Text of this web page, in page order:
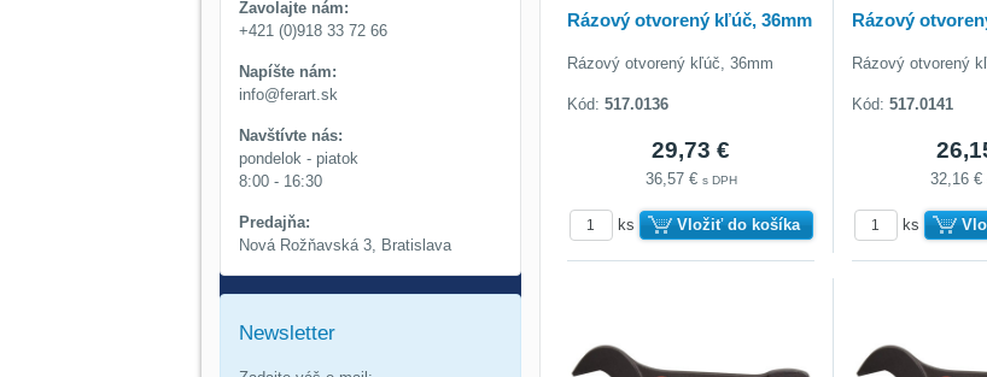
Rázový otvorený kľúč, 36mm
Rázový otvorený kľúč, 36mm
Kód:517.0136
29,73 €
36,57 € s DPH
ks Vložiť do košíka
Rázový
Rázový otvorený
Kód:517.0141
32,16 €
ks
Zavolajte nám:
+421 (0)918 33 72 66
Napíšte nám:
info@ferart.sk
Navštívte nás:
pondelok - piatok
8:00 - 16:30
Predajňa:
Nová Rožňavská 3, Bratislava
Newsletter